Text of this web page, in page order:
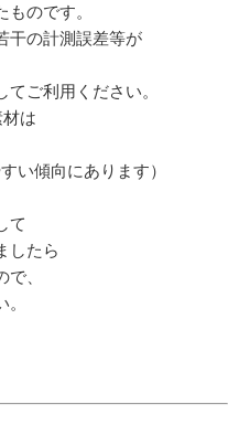
のです。
干の計測誤差等が
ご利用ください。
材は
い傾向にあります）
て
したら
、